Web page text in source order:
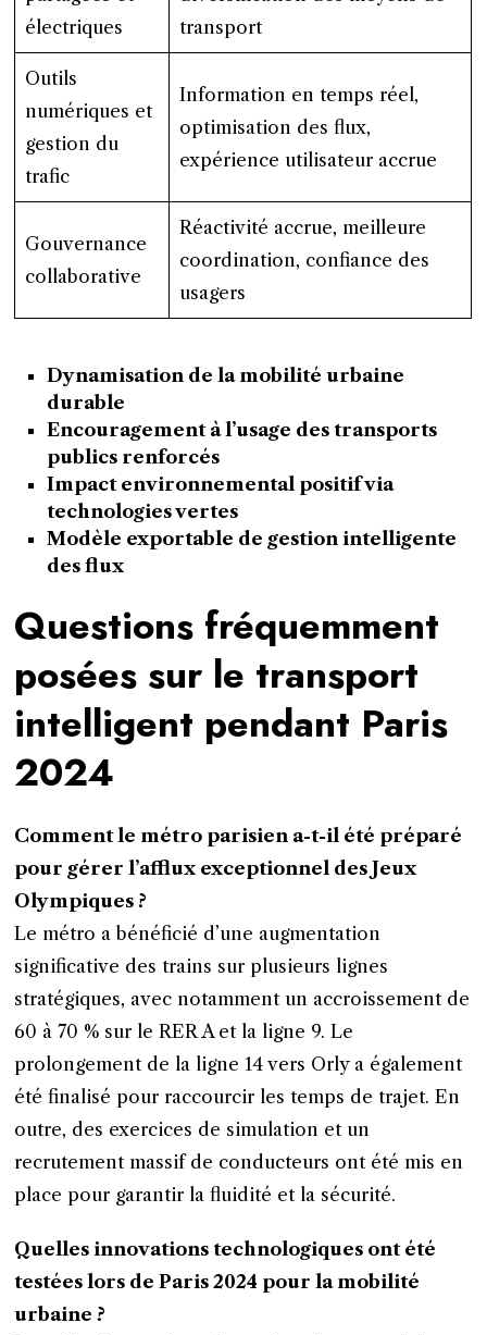
électriques
transport
Outils
numériques et
gestion du
trafic
Information en temps réel,
optimisation des flux,
expérience utilisateur accrue
Gouvernance
collaborative
Réactivité accrue, meilleure
coordination, confiance des
usagers
Dynamisation de la mobilité urbaine
durable
Encouragement à l’usage des transports
publics renforcés
Impact environnemental positif via
technologies vertes
Modèle exportable de gestion intelligente
des flux
Questions fréquemment
posées sur le transport
intelligent pendant Paris
2024
Comment le métro parisien a-t-il été préparé
pour gérer l’afflux exceptionnel des Jeux
Olympiques ?
Le métro a bénéficié d’une augmentation
significative des trains sur plusieurs lignes
stratégiques, avec notamment un accroissement de
60 à 70 % sur le RER A et la ligne 9. Le
prolongement de la ligne 14 vers Orly a également
été finalisé pour raccourcir les temps de trajet. En
outre, des exercices de simulation et un
recrutement massif de conducteurs ont été mis en
place pour garantir la fluidité et la sécurité.
Quelles innovations technologiques ont été
testées lors de Paris 2024 pour la mobilité
urbaine ?